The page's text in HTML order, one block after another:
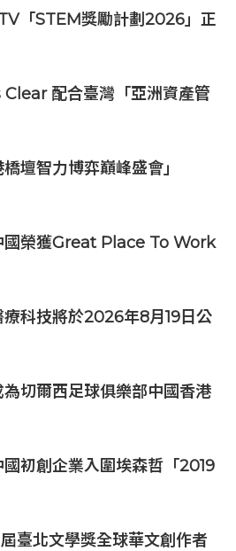
「STEM獎勵計劃2026」正
隆小科學家大獎」
配合臺灣「亞洲資產管
橋壇智力博弈巔峰盛會」
國榮獲Great Place To Work
療科技將於2026年8月19日公
為切爾西足球俱樂部中國香港
國初創企業入圍埃森哲「2019
臺北文學獎全球華文創作者